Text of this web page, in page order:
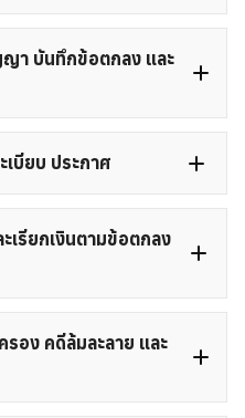
า บันทึกข้อตกลง และ
บียบ ประกาศ
เรียกเงินตามข้อตกลง
อง คดีล้มละลาย และ